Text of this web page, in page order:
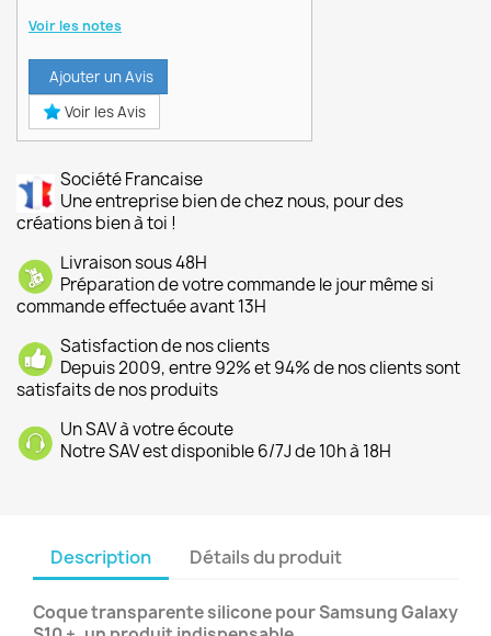
Voir les notes
Ajouter un Avis
Voir les Avis
Société Francaise
Une entreprise bien de chez nous, pour des
créations bien à toi !
Livraison sous 48H
Préparation de votre commande le jour même si
commande effectuée avant 13H
Satisfaction de nos clients
Depuis 2009, entre 92% et 94% de nos clients sont
satisfaits de nos produits
Un SAV à votre écoute
Notre SAV est disponible 6/7J de 10h à 18H
Description Détails du produit
Coque transparente silicone pour Samsung Galaxy